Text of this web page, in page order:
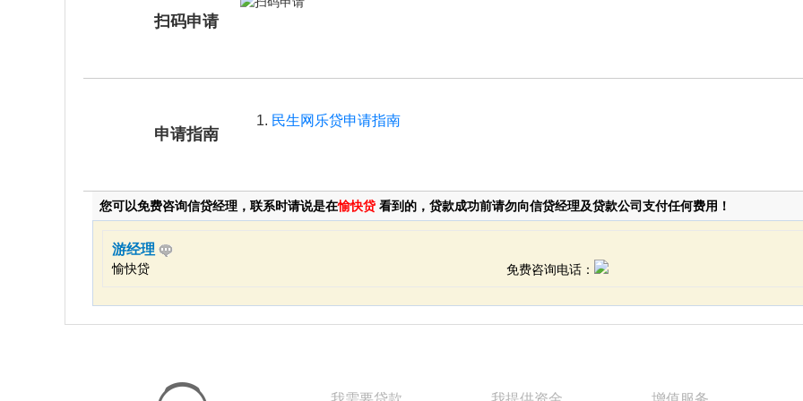
扫码申请
申请指南
民生网乐贷申请指南
您可以免费咨询信贷经理，联系时请说是在愉快贷 看到的，贷款成功前请勿向信贷经理及贷款公司支付任何费用！
游经理
愉快贷 免费咨询电话：